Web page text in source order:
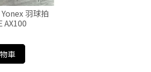
羽球拍
AX100
車